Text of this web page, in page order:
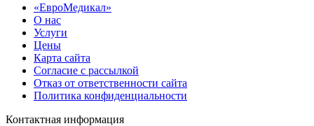
«ЕвроМедикал»
О нас
Услуги
Цены
Карта сайта
Согласие с рассылкой
Отказ от ответственности сайта
Политика конфиденциальности
Контактная информация